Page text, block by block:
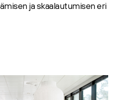
ja skaalautumisen eri